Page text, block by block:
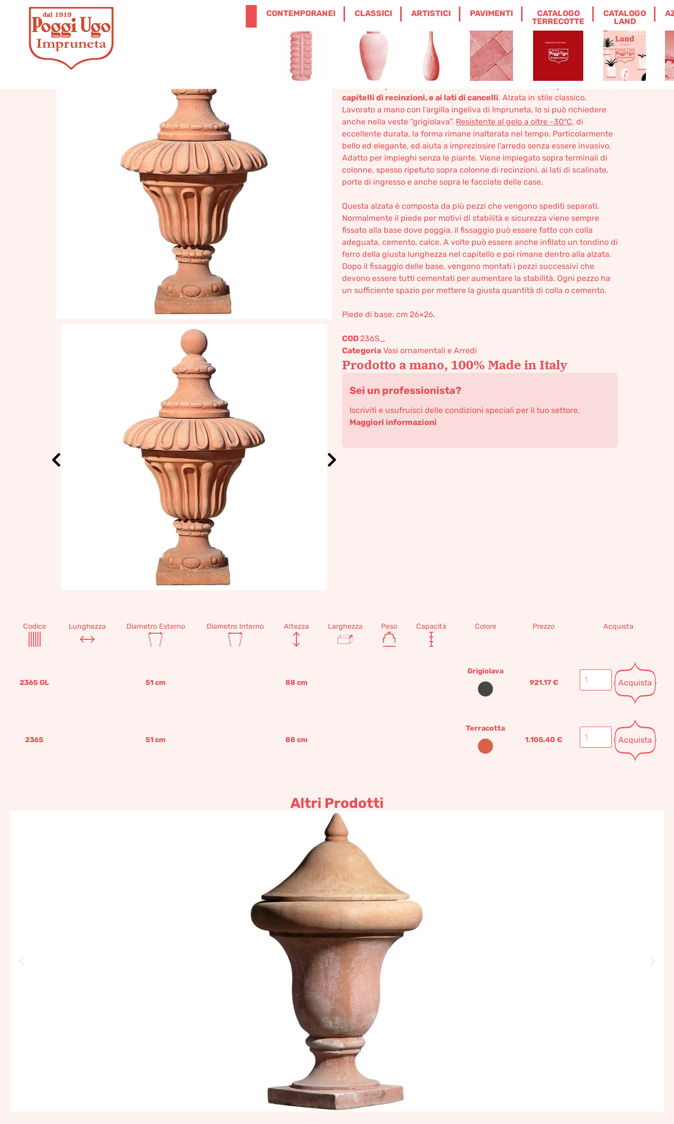
0,00€
0 ENGLISH
CONTEMPORANEI CLASSICI ARTISTICI PAVIMENTI
CATALOGO
TERRECOTTE
CATALOGO
LAND
VASI ORNAMENTALI E ARREDI / ALZATA IN 4 PARTI
Alzata in 4 parti
921,17€ 1.105,40
capitelli di recinzioni, e ai lati di cancelli. Alzata in stile classico.
Lavorato a mano con l’argilla ingeliva di Impruneta, lo si può richiedere
anche nella veste “grigiolava”. Resistente al gelo a oltre -30°C, di
eccellente durata, la forma rimane inalterata nel tempo. Particolarmente
bello ed elegante, ed aiuta a impreziosire l’arredo senza essere invasivo.
Adatto per impieghi senza le piante. Viene impiegato sopra terminali di
colonne, spesso ripetuto sopra colonne di recinzioni, ai lati di scalinate,
porte di ingresso e anche sopra le facciate delle case.
Questa alzata è composta da più pezzi che vengono spediti separati.
Normalmente il piede per motivi di stabilità e sicurezza viene sempre
fissato alla base dove poggia. il fissaggio può essere fatto con colla
adeguata, cemento, calce. A volte può essere anche infilato un tondino di
ferro della giusta lunghezza nel capitello e poi rimane dentro alla alzata.
Dopo il fissaggio delle base, vengono montati i pezzi successivi che
devono essere tutti cementati per aumentare la stabilità. Ogni pezzo ha
un sufficiente spazio per mettere la giusta quantità di colla o cemento.
Piede di base: cm 26×26.
COD236S_
Categoria Vasi ornamentali e Arredi
Prodotto a mano, 100% Made in Italy
Sei un professionista?
Iscriviti e usufruisci delle condizioni speciali per il tuo settore.
Maggiori informazioni
Codice Lunghezza Diametro Esterno Diametro Interno Altezza Larghezza Peso Capacità Colore Prezzo Acquista
236S GL 51cm 88 cm
Grigiolava
921,17€ Acquista
236S 51cm 88 cm
Terracotta
1.105,40 € Acquista
Altri Prodotti
Vaso “La Carbonaia”
920,20€ –1.104,23